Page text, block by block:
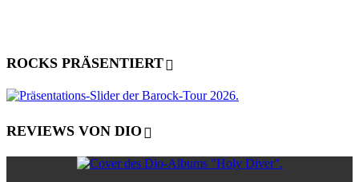
ROCKS PRÄSENTIERT
REVIEWS VON DIO